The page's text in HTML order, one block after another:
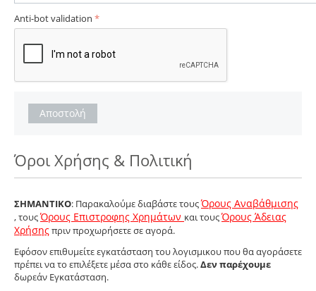
Anti-bot validation
Αποστολή
Όροι Χρήσης & Πολιτική
ΣΗΜΑΝΤΙΚΟ: Παρακαλούμε διαβάστε τουςΌρους Αναβάθμισης
, τουςΌρους Επιστροφης Χρημάτων και τουςΌρους Άδειας
Χρήσηςπριν προχωρήσετε σε αγορά.
Εφόσον επιθυμείτε εγκατάσταση του λογισμικου που θα αγοράσετε
πρέπει να το επιλέξετε μέσα στο κάθε είδος.Δεν παρέχουμε
δωρεάν Εγκατάσταση.